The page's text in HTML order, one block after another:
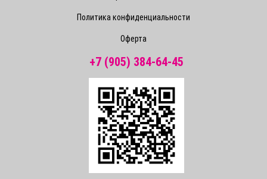
Политика конфиденциальности
Оферта
+7 (905) 384-64-45